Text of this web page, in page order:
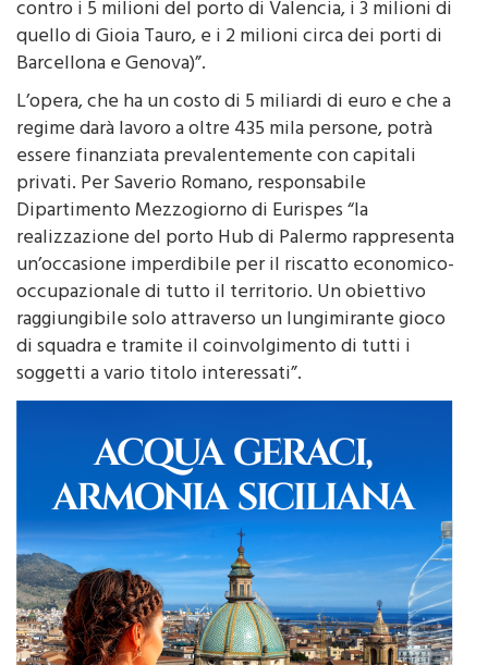
contro i 5 milioni del porto di Valencia, i 3 milioni di
quello di Gioia Tauro, e i 2 milioni circa dei porti di
Barcellona e Genova)”.
L’opera, che ha un costo di 5 miliardi di euro e che a
regime darà lavoro a oltre 435 mila persone, potrà
essere finanziata prevalentemente con capitali
privati. Per Saverio Romano, responsabile
Dipartimento Mezzogiorno di Eurispes “la
realizzazione del porto Hub di Palermo rappresenta
un’occasione imperdibile per il riscatto economico-
occupazionale di tutto il territorio. Un obiettivo
raggiungibile solo attraverso un lungimirante gioco
di squadra e tramite il coinvolgimento di tutti i
soggetti a vario titolo interessati”.